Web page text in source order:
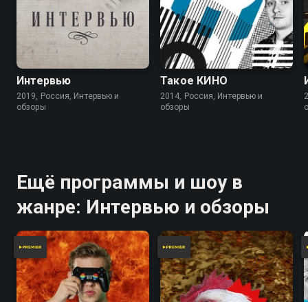
Интервью
2019, Россия, Интервью и
обзоры
Такое КИНО
2014, Россия, Интервью и
обзоры
Ещё программы и шоу в
жанре: Интервью и обзоры